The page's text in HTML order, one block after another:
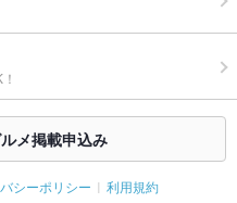
メ掲載申込み
シーポリシー 利用規約